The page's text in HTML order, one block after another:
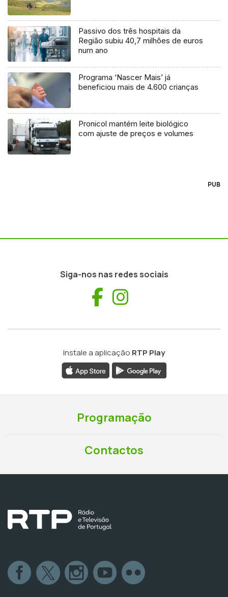
Passivo dos três hospitais da
Região subiu 40,7 milhões de euros
num ano
Programa ‘Nascer Mais’ já
beneficiou mais de 4.600 crianças
Pronicol mantém leite biológico
com ajuste de preços e volumes
PUB
Siga-nos nas redes sociais
Facebook
Instale a aplicação RTP Play
Programação
Contactos